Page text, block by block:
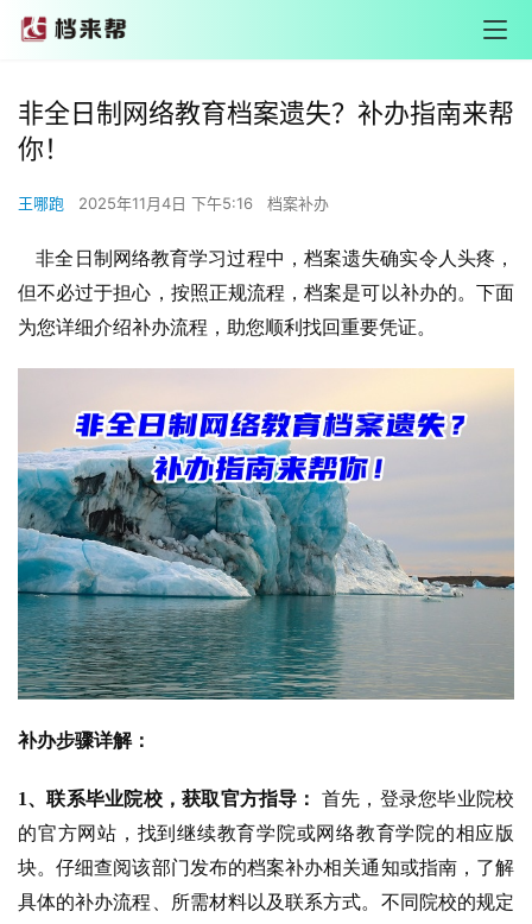
非全日制网络教育档案遗失？补办指南来帮
你！
王哪跑 2025年11月4日 下午5:16 档案补办
非全日制网络教育学习过程中，档案遗失确实令人头疼，
但不必过于担心，按照正规流程，档案是可以补办的。下面
为您详细介绍补办流程，助您顺利找回重要凭证。
补办步骤详解：
1、联系毕业院校，获取官方指导：
首先，登录您毕业院校
的官方网站，找到继续教育学院或网络教育学院的相应版
块。仔细查阅该部门发布的档案补办相关通知或指南，了解
具体的补办流程、所需材料以及联系方式。不同院校的规定